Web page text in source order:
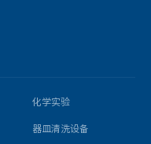
化学实验
器皿清洗设备